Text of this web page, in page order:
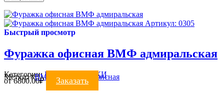
Артикул: 0305
Быстрый просмотр
Фуражка офисная ВМФ адмиральская
Категории: ВМФ ФУРАЖКИ
Метки:#ВМФ #фуражка офисная
от6800.00₽ Заказать